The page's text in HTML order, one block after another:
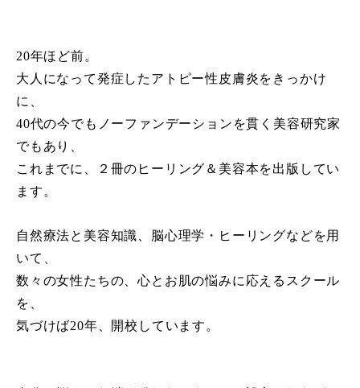
20年ほど前。
大人になって発症したアトピー性皮膚炎をきっかけ
に、
40代の今でもノーファンデーションを貫く美容研究家
でもあり、
これまでに、２冊のヒーリング＆美容本を出版してい
ます。
自然療法と美容知識、脳心理学・ヒーリングなどを用
いて、
数々の女性たちの、心とお肌の悩みに応えるスクール
を、
気づけば20年、開校しています。